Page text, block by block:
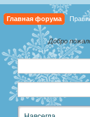
Главная форума
Добро